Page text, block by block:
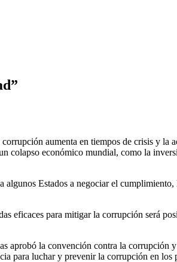
aumenta en tiempos de crisis y
colapso económico mundial, como la
algunos Estados a negociar el
eficaces para mitigar la corrupción será
aprobó la convención contra la
para luchar y prevenir la corrupción en